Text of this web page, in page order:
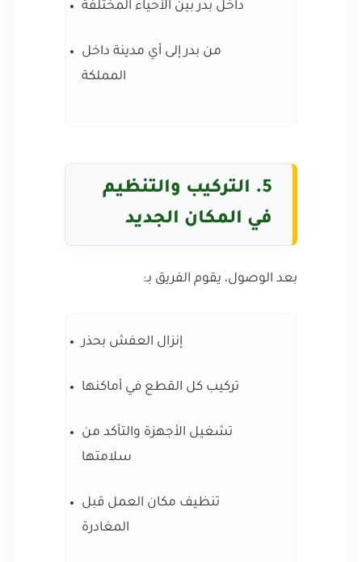
داخل بدر بين الأحياء المختلفة
من بدر إلى أي مدينة داخل
المملكة
5. التركيب والتنظيم
في المكان الجديد
بعد الوصول، يقوم الفريق بـ:
إنزال العفش بحذر
تركيب كل القطع في أماكنها
تشغيل الأجهزة والتأكد من
سلامتها
تنظيف مكان العمل قبل
المغادرة